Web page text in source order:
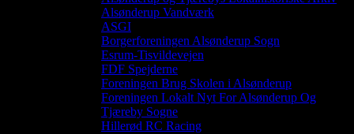
Alsønderup Vandværk
ASGI
Borgerforeningen Alsønderup Sogn
Esrum-Tisvildevejen
FDF Spejderne
Foreningen Brug Skolen i Alsønderup
Foreningen Lokalt Nyt For Alsønderup Og
Tjæreby Sogne
Hillerød RC Racing